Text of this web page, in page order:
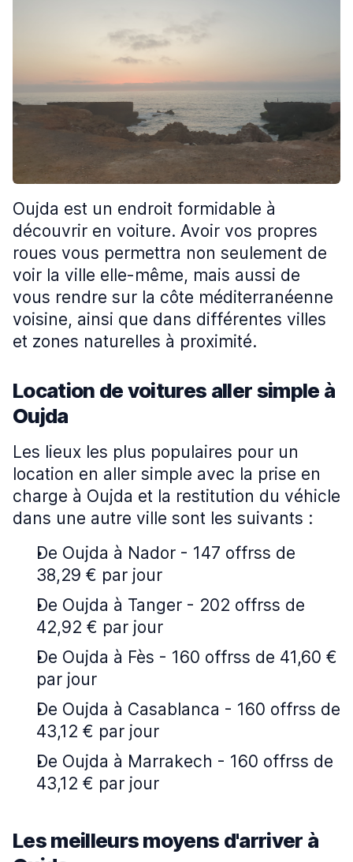
Oujda est un endroit formidable à
découvrir en voiture. Avoir vos propres
roues vous permettra non seulement de
voir la ville elle-même, mais aussi de
vous rendre sur la côte méditerranéenne
voisine, ainsi que dans différentes villes
et zones naturelles à proximité.
Location de voitures aller simple à
Oujda
Les lieux les plus populaires pour un
location en aller simple avec la prise en
charge à Oujda et la restitution du véhicle
dans une autre ville sont les suivants :
De Oujda à Nador - 147 offrss de
38,29 € par jour
De Oujda à Tanger - 202 offrss de
42,92 € par jour
De Oujda à Fès - 160 offrss de 41,60 €
par jour
De Oujda à Casablanca - 160 offrss de
43,12 € par jour
De Oujda à Marrakech - 160 offrss de
43,12 € par jour
Les meilleurs moyens d'arriver à